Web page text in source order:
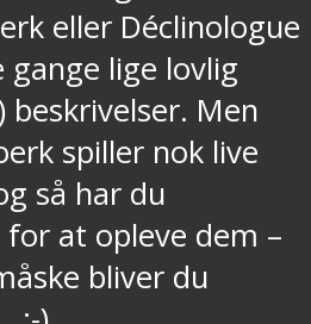
eller Déclinologue
gange lige lovlig
beskrivelser. Men
spiller nok live
så har du
at opleve dem –
bliver du